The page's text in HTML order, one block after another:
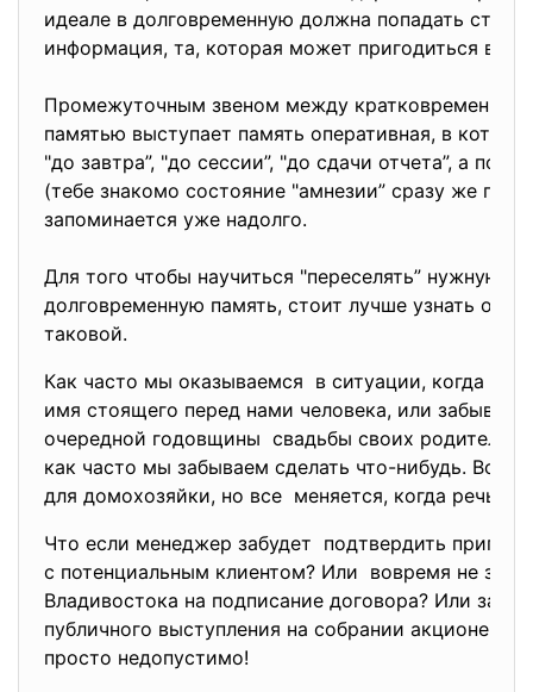
идеале в долговременную должна попадать
информация, та, которая может пригодиться в
Промежуточным звеном между кратковременной
памятью выступает память оперативная, в
"до завтра”, "до сессии”, "до сдачи отчета”, а
(тебе знакомо состояние "амнезии” сразу же
запоминается уже надолго.
Для того чтобы научиться "переселять” нужную
долговременную память, стоит лучше узнать
таковой.
Как часто мы оказываемся в ситуации, когда не
имя стоящего перед нами человека, или забываем
очередной годовщины свадьбы своих
как часто мы забываем сделать что-нибудь.
для домохозяйки, но все меняется, когда речь
Что если менеджер забудет подтвердить
с потенциальным клиентом? Или вовремя не
Владивостока на подписание договора? Или
публичного выступления на собрании
просто недопустимо!